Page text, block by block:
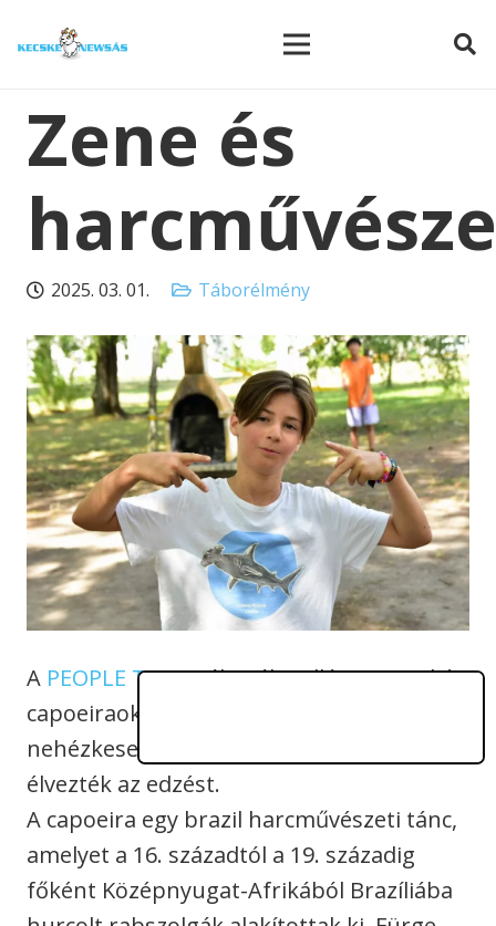
Zene és
2025. 03. 01. Táborélmény
A PEOPLE TEAMtáborába ellátogatott két
capoeiraoktató. A gyerekeknek eléggé
nehézkesen ment eleinte, de nagyon
élvezték az edzést.
A capoeira egy brazil harcművészeti tánc,
amelyet a 16. századtól a 19. századig
főként Középnyugat-Afrikából Brazíliába